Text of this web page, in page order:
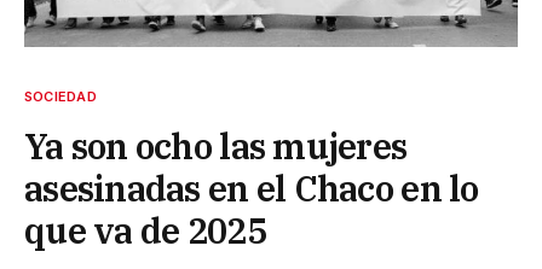
SOCIEDAD
Ya son ocho las mujeres
asesinadas en el Chaco en lo
que va de 2025